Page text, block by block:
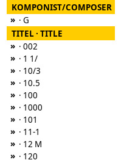
KOMPONIST/COMPOSER
» · G
TITEL · TITLE
» · 002
» · 1 1/
» · 10/3
» · 10.5
» · 100
» · 1000
» · 101
» · 11-1
» · 12 M
» · 120